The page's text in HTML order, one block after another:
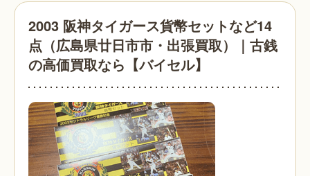
2003 阪神タイガース貨幣セットなど14
点（広島県廿日市市・出張買取）｜古銭
の高価買取なら【バイセル】